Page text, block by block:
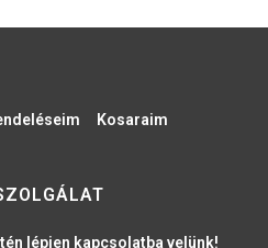
Kosaraim
lépjen kapcsolatba velünk!